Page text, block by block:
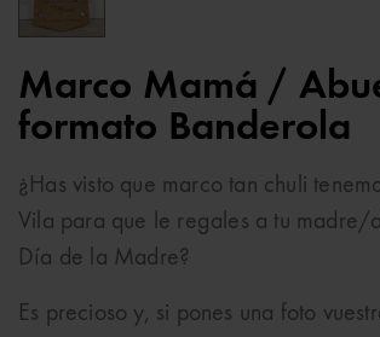
Marco Mamá /
formato Banderola
¿Has visto que marco tan chuli
Vila para que le regales a tu madre/
Día de la Madre?
Es precioso y, si pones una foto